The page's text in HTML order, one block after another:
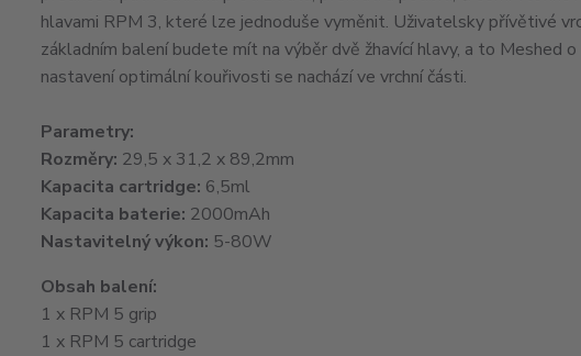
hlavami RPM 3, které lze jednoduše vyměnit. Uživatelsky přívětivé
základním balení budete mít na výběr dvě žhavící hlavy, a to Meshed
nastavení optimální kouřivosti se nachází ve vrchní části.
Parametry:
Rozměry: 29,5 x 31,2 x 89,2mm
Kapacita cartridge: 6,5ml
Kapacita baterie: 2000mAh
Nastavitelný výkon: 5-80W
Obsah balení:
1 x RPM 5 grip
1 x RPM 5 cartridge